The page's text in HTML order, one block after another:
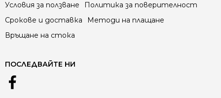
Условия за ползване
Политика за поверителност
Срокове и доставка
Методи на плащане
Връщане на стока
ПОСЛЕДВАЙТЕ НИ